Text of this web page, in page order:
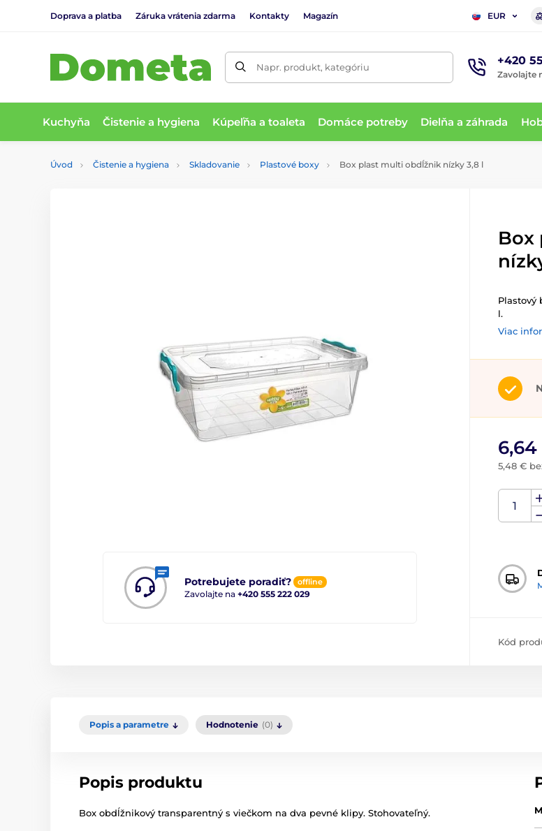
Doprava a platba Záruka vrátenia zdarma Kontakty Magazín EUR
Napr. produkt, kategóriu +420
Zavolajte
Kuchyňa Čistenie a hygiena Kúpeľňa a toaleta Domáce potreby Dielňa a záhrada
Úvod Čistenie a hygiena Skladovanie Plastové boxy Box plast multi obdĺžnik nízky 3,8 l
Potrebujete poradiť? offline
Zavolajte na +420 555 222 029
Box
Plastový
l.
Viac
5,48 €
Kód
Popis a parametre Hodnotenie (0)
Popis produktu
Box obdĺžnikový transparentný s viečkom na dva pevné klipy. Stohovateľný.